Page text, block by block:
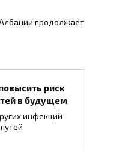
Албании продолжает
риск
в будущем
инфекций